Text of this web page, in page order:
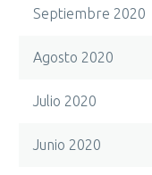
Septiembre 2020
Agosto 2020
Julio 2020
Junio 2020